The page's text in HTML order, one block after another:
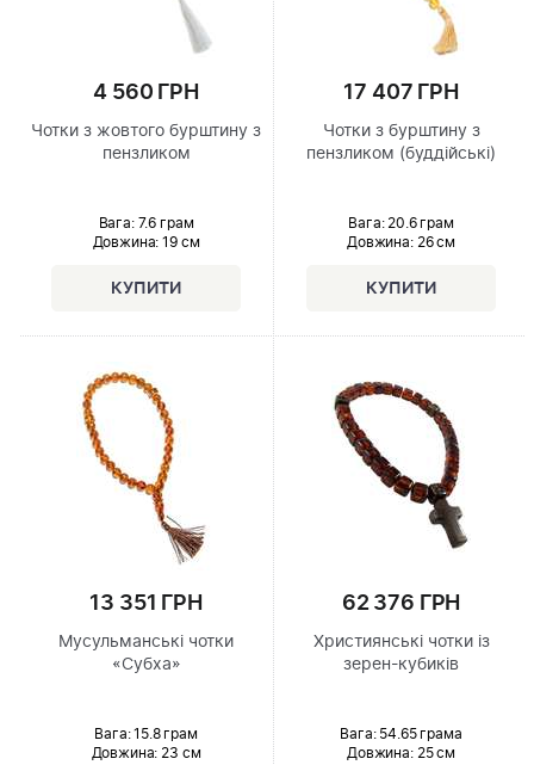
4 560 ГРН
Чотки з жовтого бурштину з
пензликом
Вага: 7.6 грам
Довжина: 19 см
17 407 ГРН
Чотки з бурштину з
пензликом (буддійські)
Вага: 20.6 грам
Довжина:26 см
13 351 ГРН
Мусульманські чотки
«Субха»
Вага: 15.8 грам
Довжина: 23 см
62 376 ГРН
Християнські чотки із
зерен-кубиків
Вага: 54.65 грама
Довжина:25 см